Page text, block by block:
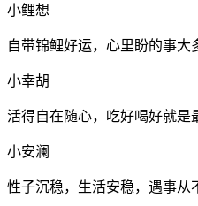
小鲤想
自带锦鲤好运，心里盼的事大
小幸胡
活得自在随心，吃好喝好就是
小安澜
性子沉稳，生活安稳，遇事从